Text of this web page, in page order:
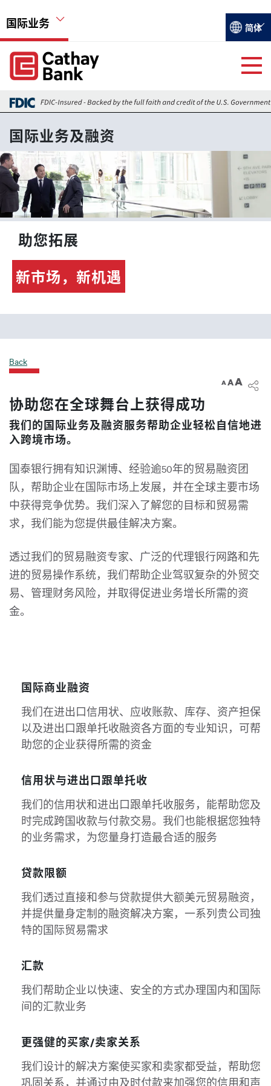
国际业务
Global Header Hierarchy Menu
Select
简体
Global Header Hierarchy Menu
国际业务及融资
外汇交易
外汇市场最新讯息
香港分行
国际业务及融资
图像
助您拓展
新市场，新机遇
Back
A
A A
协助您在全球舞台上获得成功
我们的国际业务及融资服务帮助企业轻松自信地进
入跨境市场。
国泰银行拥有知识渊博、经验逾50年的贸易融资团
队，帮助企业在国际市场上发展，并在全球主要市场
中获得竞争优势。我们深入了解您的目标和贸易需
求，我们能为您提供最佳解决方案。
透过我们的贸易融资专家、广泛的代理银行网路和先
进的贸易操作系统，我们帮助企业驾驭复杂的外贸交
易、管理财务风险，并取得促进业务增长所需的资
金。
国际商业融资
我们在进出口信用状、应收账款、库存、资产担保
以及进出口跟单托收融资各方面的专业知识，可帮
助您的企业获得所需的资金
信用状与进出口跟单托收
我们的信用状和进出口跟单托收服务，能帮助您及
时完成跨国收款与付款交易。我们也能根据您独特
的业务需求，为您量身打造最合适的服务
贷款限额
我们透过直接和参与贷款提供大额美元贸易融资，
并提供量身定制的融资解决方案，一系列贵公司独
特的国际贸易需求
汇款
我们帮助企业以快速、安全的方式办理国内和国际
间的汇款业务
更强健的买家/卖家关系
我们设计的解决方案使买家和卖家都受益，帮助您
巩固关系，并通过由及时付款来加强您的信用和声